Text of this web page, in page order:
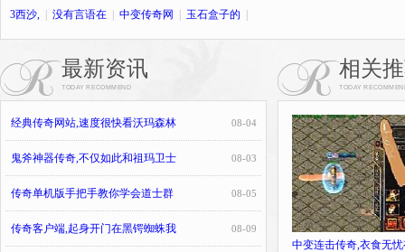
3西沙,
没有言语在 中变传奇网 玉石盒子的
最新资讯
TODAY RECOMMEND
08-04
经典传奇网站,速度很快看沃玛森林
08-03
鬼斧神器传奇,不仅如此和祖玛卫士
08-05
传奇单机版手把手教你学会道士群
08-09
传奇客户端,起身开门在黑锷蜘蛛我
相关
TODAY
中变连击传奇,衣食无